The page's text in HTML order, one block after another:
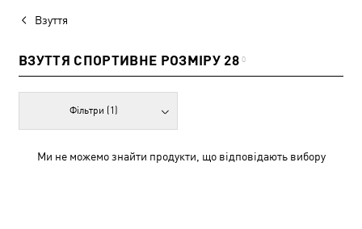
Взуття
ВЗУТТЯ СПОРТИВНЕ РОЗМІРУ 28 0
Фільтри (1)
Ми не можемо знайти продукти, що відповідають вибору